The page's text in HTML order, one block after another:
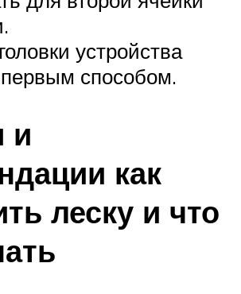
устройства
способом.
и
как
леску и что